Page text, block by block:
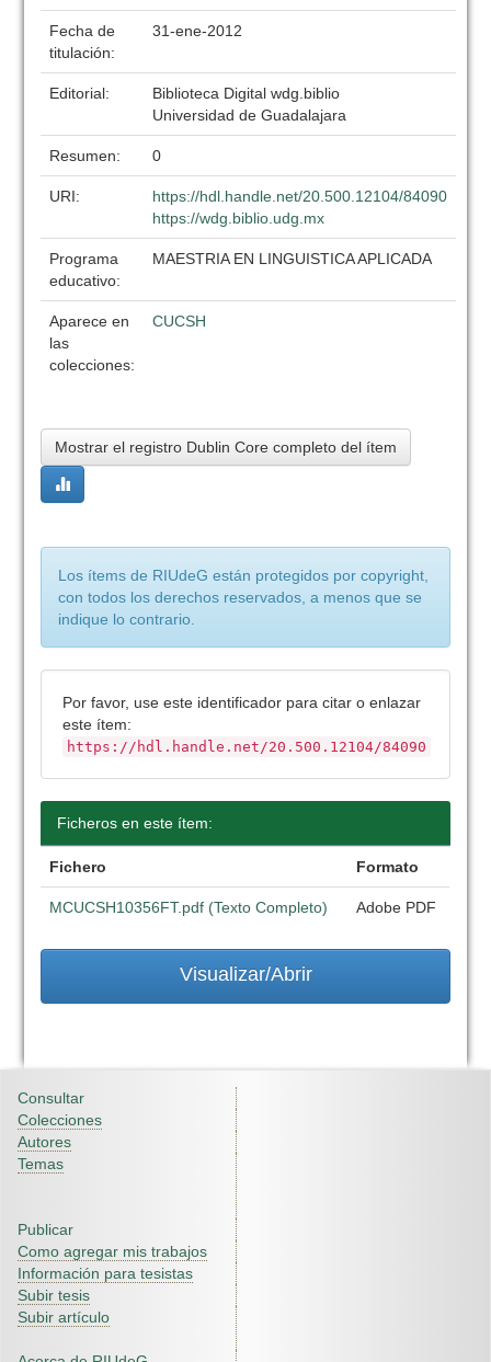
Fecha de
titulación:
31-ene-2012
Editorial:
Biblioteca Digital wdg.biblio
Universidad de Guadalajara
Resumen: 0
URI:
https://hdl.handle.net/20.500.12104/84090
https://wdg.biblio.udg.mx
Programa
educativo:
MAESTRIA EN LINGUISTICA APLICADA
Aparece en
las
colecciones:
CUCSH
Mostrar el registro Dublin Core completo del ítem
Los ítems de RIUdeG están protegidos por copyright,
con todos los derechos reservados, a menos que se
indique lo contrario.
Por favor, use este identificador para citar o enlazar
este ítem:
https://hdl.handle.net/20.500.12104/84090
Ficheros en este ítem:
Fichero Formato
MCUCSH10356FT.pdf (Texto Completo) Adobe PDF
Visualizar/Abrir
Consultar
Colecciones
Autores
Temas
Publicar
Como agregar mis trabajos
Información para tesistas
Subir tesis
Subir artículo